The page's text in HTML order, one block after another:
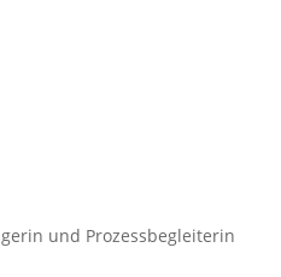
und Prozessbegleiterin